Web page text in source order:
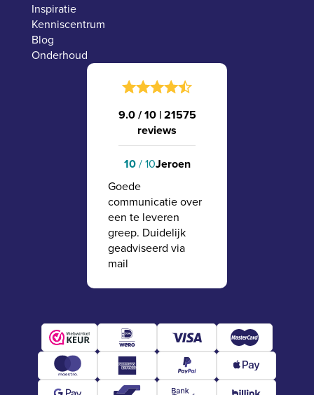
Inspiratie
Kenniscentrum
Blog
Onderhoud
9.0 / 10 |21575
reviews
10/ 10Jeroen
Goede
communicatie over
een te leveren
greep. Duidelijk
geadviseerd via
mail